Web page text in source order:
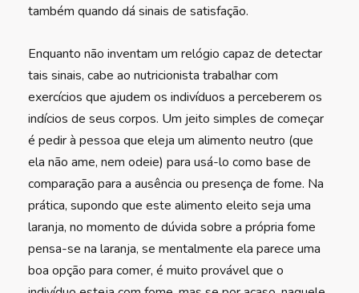
também quando dá sinais de satisfação.
Enquanto não inventam um relógio capaz de detectar
tais sinais, cabe ao nutricionista trabalhar com
exercícios que ajudem os indivíduos a perceberem os
indícios de seus corpos. Um jeito simples de começar
é pedir à pessoa que eleja um alimento neutro (que
ela não ame, nem odeie) para usá-lo como base de
comparação para a ausência ou presença de fome. Na
prática, supondo que este alimento eleito seja uma
laranja, no momento de dúvida sobre a própria fome
pensa-se na laranja, se mentalmente ela parece uma
boa opção para comer, é muito provável que o